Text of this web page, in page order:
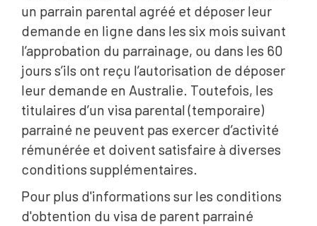
un parrain parental agréé et déposer leur
demande en ligne dans les six mois suivant
l’approbation du parrainage, ou dans les 60
jours s’ils ont reçu l’autorisation de déposer
leur demande en Australie. Toutefois, les
titulaires d’un visa parental (temporaire)
parrainé ne peuvent pas exercer d’activité
rémunérée et doivent satisfaire à diverses
conditions supplémentaires.
Pour plus d'informations sur les conditions
d'obtention du visa de parent parrainé